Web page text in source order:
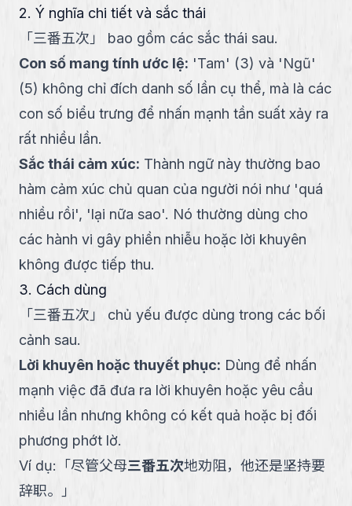
2. Ý nghĩa chi tiết và sắc thái
「三番五次 」
bao gồm các sắc thái sau.
Con số mang tính ước lệ: 'Tam' (3) và 'Ngũ'
(5) không chỉ đích danh số lần cụ thể, mà là các
con số biểu trưng để nhấn mạnh tần suất xảy ra
rất nhiều lần.
Sắc thái cảm xúc: Thành ngữ này thường bao
hàm cảm xúc chủ quan của người nói như 'quá
nhiều rồi', 'lại nữa sao'. Nó thường dùng cho
các hành vi gây phiền nhiễu hoặc lời khuyên
không được tiếp thu.
3. Cách dùng
「三番五次 」
chủ yếu được dùng trong các bối
cảnh sau.
Lời khuyên hoặc thuyết phục: Dùng để nhấn
mạnh việc đã đưa ra lời khuyên hoặc yêu cầu
nhiều lần nhưng không có kết quả hoặc bị đối
phương phớt lờ.
Ví dụ: 「尽管父母三番五次地劝阻，他还是坚持要
辞职。
」